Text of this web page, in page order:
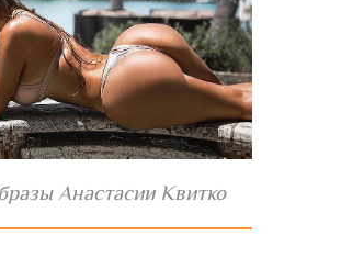
Анастасии Квитко